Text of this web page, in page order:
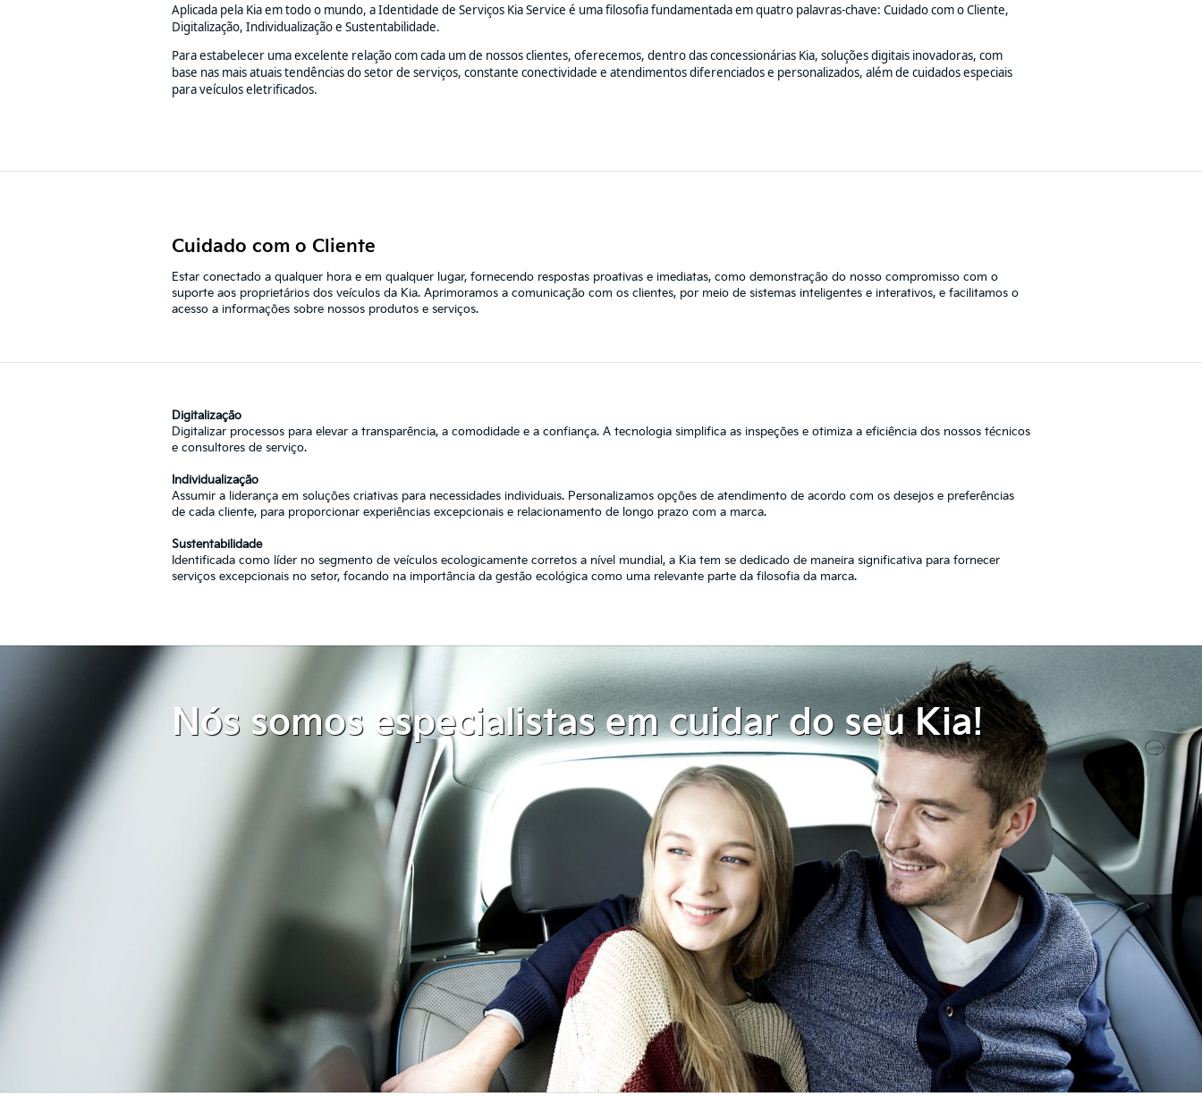
Aplicada pela Kia em todo o mundo, a Identidade de Serviços Kia Service é uma filosofia fundamentada em quatro palavras-chave: Cuidado com o Cliente,
Digitalização, Individualização e Sustentabilidade.
Para estabelecer uma excelente relação com cada um de nossos clientes, oferecemos, dentro das concessionárias Kia, soluções digitais inovadoras, com
base nas mais atuais tendências do setor de serviços, constante conectividade e atendimentos diferenciados e personalizados, além de cuidados especiais
para veículos eletrificados.
Cuidado com o Cliente
Estar conectado a qualquer hora e em qualquer lugar, fornecendo respostas proativas e imediatas, como demonstração do nosso compromisso com o
suporte aos proprietários dos veículos da Kia. Aprimoramos a comunicação com os clientes, por meio de sistemas inteligentes e interativos, e facilitamos o
acesso a informações sobre nossos produtos e serviços.
Digitalização
Digitalizar processos para elevar a transparência, a comodidade e a confiança. A tecnologia simplifica as inspeções e otimiza a eficiência dos nossos técnicos
e consultores de serviço.
Individualização
Assumir a liderança em soluções criativas para necessidades individuais. Personalizamos opções de atendimento de acordo com os desejos e preferências
de cada cliente, para proporcionar experiências excepcionais e relacionamento de longo prazo com a marca.
Sustentabilidade
Identificada como líder no segmento de veículos ecologicamente corretos a nível mundial, a Kia tem se dedicado de maneira significativa para fornecer
serviços excepcionais no setor, focando na importância da gestão ecológica como uma relevante parte da filosofia da marca.
Nós somos especialistas em cuidar do seu Kia!